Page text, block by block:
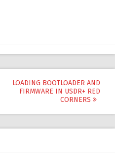
LOADING BOOTLOADER AND
FIRMWARE IN USDR+ RED
CORNERS